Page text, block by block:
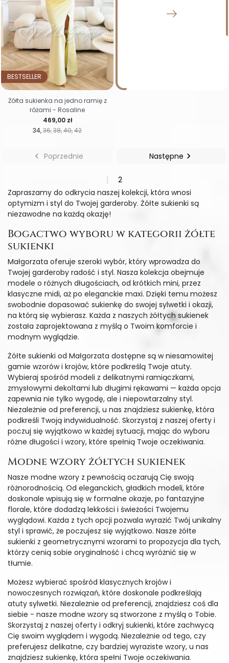
BESTSELLER
34 36 38 40 42
Cena
469,00 zł
Żółta sukienka na jedno ramię z
różami - Rosaline
 Poprzednie
1 2
Następne 
Zapraszamy do odkrycia naszej kolekcji, która wnosi
optymizm i styl do Twojej garderoby. Żółte sukienki są
niezawodne na każdą okazję!
Bogactwo wyboru w kategorii żółte
sukienki
Małgorzata oferuje szeroki wybór, który wprowadza do
Twojej garderoby radość i styl. Nasza kolekcja obejmuje
modele o różnych długościach, od krótkich mini, przez
klasyczne midi, aż po eleganckie maxi. Dzięki temu możesz
swobodnie dopasować sukienkę do swojej sylwetki i okazji,
na którą się wybierasz. Każda z naszych żółtych sukienek
została zaprojektowana z myślą o Twoim komforcie i
modnym wyglądzie.
Żółte sukienki od Małgorzata dostępne są w niesamowitej
gamie wzorów i krojów, które podkreślą Twoje atuty.
Wybieraj spośród modeli z delikatnymi ramiączkami,
zmysłowymi dekoltami lub długimi rękawami — każda opcja
zapewnia nie tylko wygodę, ale i niepowtarzalny styl.
Niezależnie od preferencji, u nas znajdziesz sukienkę, która
podkreśli Twoją indywidualność. Skorzystaj z naszej oferty i
poczuj się wyjątkowo w każdej sytuacji, mając do wyboru
różne długości i wzory, które spełnią Twoje oczekiwania.
Modne wzory żółtych sukienek
Nasze modne wzory z pewnością oczarują Cię swoją
różnorodnością. Od eleganckich, gładkich modeli, które
doskonale wpisują się w formalne okazje, po fantazyjne
florale, które dodadzą lekkości i świeżości Twojemu
wyglądowi. Każda z tych opcji pozwala wyrazić Twój unikalny
styl i sprawić, że poczujesz się wyjątkowo. Nasze żółte
sukienki z geometrycznymi wzorami to propozycja dla tych,
którzy cenią sobie oryginalność i chcą wyróżnić się w
tłumie.
Możesz wybierać spośród klasycznych krojów i
nowoczesnych rozwiązań, które doskonale podkreślają
atuty sylwetki. Niezależnie od preferencji, znajdziesz coś dla
siebie - nasze modne wzory są stworzone z myślą o Tobie.
Skorzystaj z naszej oferty i odkryj sukienki, które zachwycą
Cię swoim wyglądem i wygodą. Niezależnie od tego, czy
preferujesz delikatne, czy bardziej wyraziste wzory, u nas
znajdziesz sukienkę, która spełni Twoje oczekiwania.